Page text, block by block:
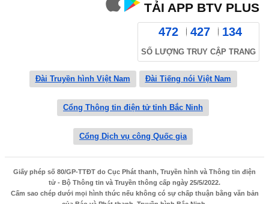
TẢI APP BTV PLUS
472 427 134
SỐ LƯỢNG TRUY CẬP TRANG
Đài Truyền hình Việt Nam Đài Tiếng nói Việt Nam
Cổng Thông tin điện tử tỉnh Bắc Ninh
Cổng Dịch vụ công Quốc gia
Giấy phép số 80/GP-TTĐT do Cục Phát thanh, Truyền hình và Thông tin điện
tử - Bộ Thông tin và Truyền thông cấp ngày 25/5/2022.
Cấm sao chép dưới mọi hình thức nếu không có sự chấp thuận bằng văn bản